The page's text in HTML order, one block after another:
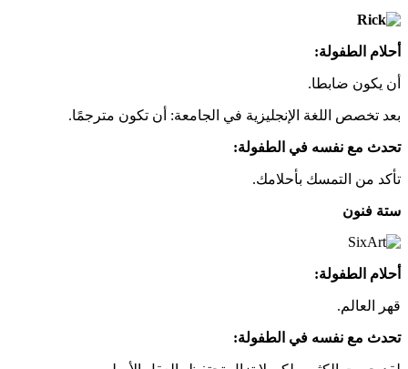
أحلام الطفولة:
أن يكون ضابطا.
بعد تخصص اللغة الإنجليزية في الجامعة: أن تكون مترجمًا.
تحدث مع نفسه في الطفولة:
تأكد من التمسك بأحلامك.
ستة فنون
أحلام الطفولة:
قهر العالم.
تحدث مع نفسه في الطفولة: